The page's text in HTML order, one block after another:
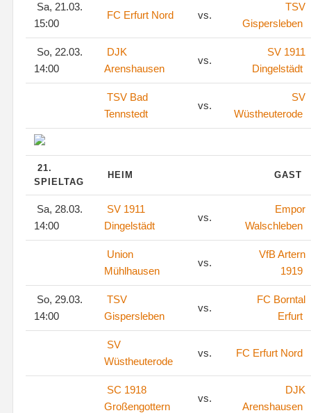
Sa, 21.03.
15:00
FC Erfurt Nord vs.
TSV
Gispersleben
So, 22.03.
14:00
DJK
Arenshausen
vs.
SV 1911
Dingelstädt
TSV Bad
Tennstedt
vs.
SV
Wüstheuterode
21.
SPIELTAG
HEIM GAST
Sa, 28.03.
14:00
SV 1911
Dingelstädt
vs.
Empor
Walschleben
Union
Mühlhausen
vs.
VfB Artern
1919
So, 29.03.
14:00
TSV
Gispersleben
vs.
FC Borntal
Erfurt
SV
Wüstheuterode
vs. FC Erfurt Nord
SC 1918
Großengottern
vs.
DJK
Arenshausen